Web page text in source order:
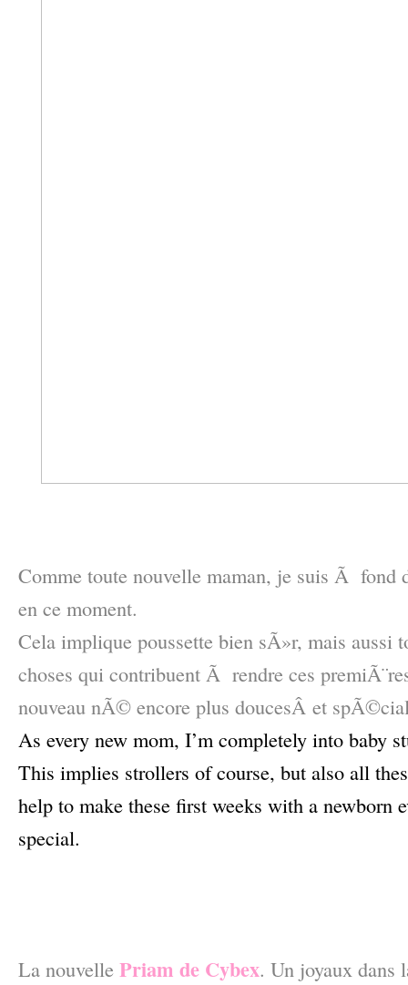
Comme toute nouvelle maman, je suis Ã
en ce moment.
Cela implique poussette bien sÃ»r, mais aussi
choses qui contribuent Ã rendre ces
nouveau nÃ© encore plus doucesÂ et
As every new mom, I’m completely into baby
This implies strollers of course, but also all
help to make these first weeks with a newborn
special.
La nouvelle Priam de Cybex. Un joyaux dans